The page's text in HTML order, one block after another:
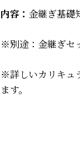
内容： 金継ぎ基礎
※別途：金継ぎセ
※詳しいカリキュ
ます。